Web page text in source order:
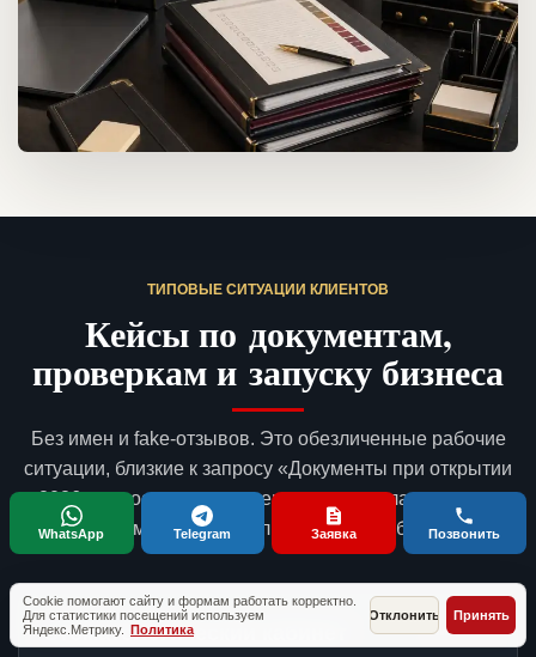
ТИПОВЫЕ СИТУАЦИИ КЛИЕНТОВ
Кейсы по документам,
проверкам и запуску бизнеса
Без имен и fake-отзывов. Это обезличенные рабочие
ситуации, близкие к запросу «Документы при открытии
в 2026 для гостиницы»: с чем приходят владельцы, что
готовим и какой результат получает бизнес.
Стоматологический кабинет Москва
Cookie помогают сайту и формам работать корректно.
Для статистики посещений используем
Яндекс.Метрику. Политика
Отклонить Принять
WhatsApp Telegram Заявка Позвонить